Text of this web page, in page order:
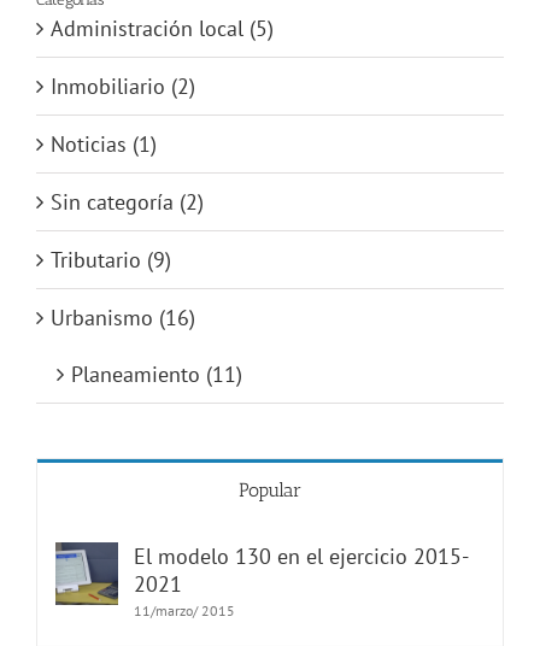
Administración local (5)
Inmobiliario (2)
Noticias (1)
Sin categoría (2)
Tributario (9)
Urbanismo (16)
Planeamiento (11)
Popular
El modelo 130 en el ejercicio 2015-
2021
11/marzo/ 2015